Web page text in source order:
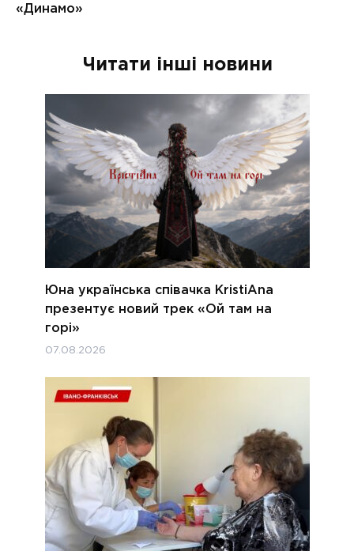
Читати інші новини
Юна українська співачка KristiAna
презентує новий трек «Ой там на
горі»
07.08.2026